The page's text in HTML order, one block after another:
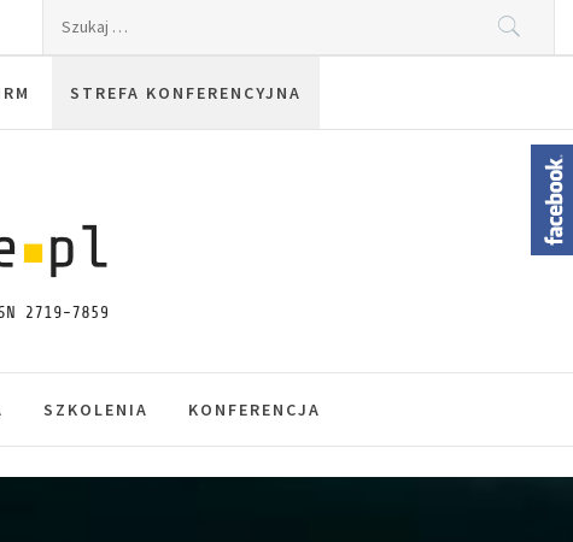
STREFA KONFERENCYJNA
SZKOLENIA KONFERENCJA